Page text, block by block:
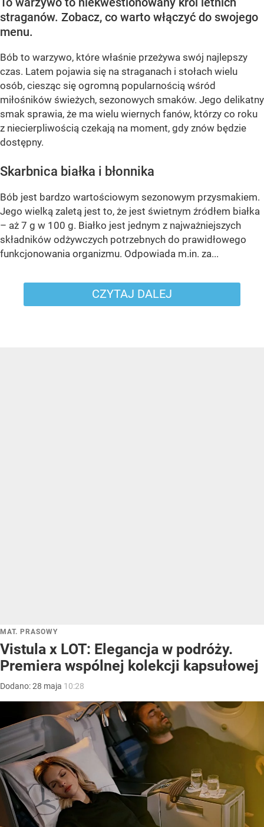
straganów. Zobacz, co warto włączyć do swojego
menu.
Bób to warzywo, które właśnie przeżywa swój najlepszy
czas. Latem pojawia się na straganach i stołach wielu
osób, ciesząc się ogromną popularnością wśród
miłośników świeżych, sezonowych smaków. Jego delikatny
smak sprawia, że ma wielu wiernych fanów, którzy co roku
z niecierpliwością czekają na moment, gdy znów będzie
dostępny.
Skarbnica białka i błonnika
Bób jest bardzo wartościowym sezonowym przysmakiem.
Jego wielką zaletą jest to, że jest świetnym źródłem białka
– aż 7 g w 100 g. Białko jest jednym z najważniejszych
składników odżywczych potrzebnych do prawidłowego
funkcjonowania organizmu. Odpowiada m.in. za...
CZYTAJ DALEJ
MAT. PRASOWY
Vistula x LOT: Elegancja w podróży.
Premiera wspólnej kolekcji kapsułowej
Dodano:28 maja 10:28